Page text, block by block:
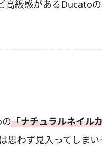
高級感があるDucato
「ナチュラルネイル
わず見入ってしまい